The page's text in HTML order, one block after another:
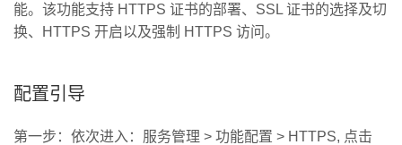
能。该功能支持 HTTPS 证书的部署、SSL 证书的选择及切
换、HTTPS 开启以及强制 HTTPS 访问。
配置引导
第一步：依次进入：服务管理 > 功能配置 > HTTPS, 点击